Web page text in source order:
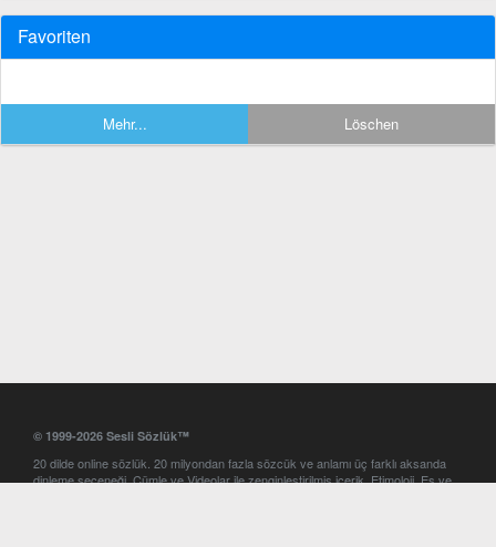
Favoriten
Mehr... Löschen
© 1999-2026 Sesli Sözlük™
20 dilde online sözlük. 20 milyondan fazla sözcük ve anlamı üç farklı aksanda
dinleme seçeneği. Cümle ve Videolar ile zenginleştirilmiş içerik. Etimoloji, Eş ve